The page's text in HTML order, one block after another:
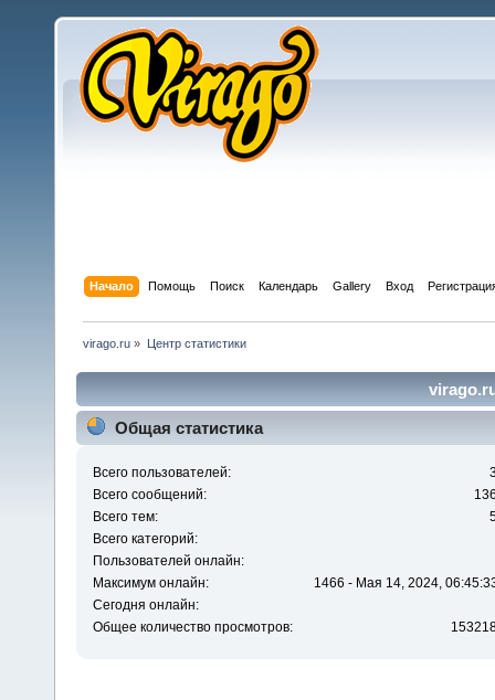
Начало Помощь Поиск Календарь Gallery Вход
virago.ru » Центр статистики
Общая статистика
Всего пользователей:
Всего сообщений:
Всего тем:
Всего категорий:
Пользователей онлайн:
Максимум онлайн:
1466 - Мая 14, 2024,
Сегодня онлайн:
Общее количество просмотров: